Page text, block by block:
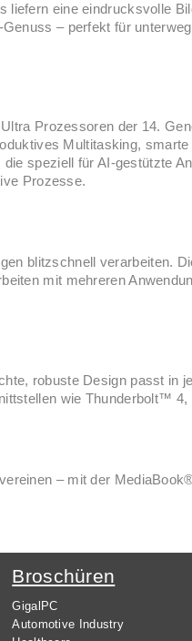
liefern eine eindrucksvolle
– perfekt für
Prozessoren der 14.
Multitasking, smarte
speziell für AI-gestützte
Prozesse.
blitzschnell verarbeiten.
mit mehreren
robuste Design passt in
wie Thunderbolt™ 4,
– mit der
Broschüren
GigalPC
Automotive Industry